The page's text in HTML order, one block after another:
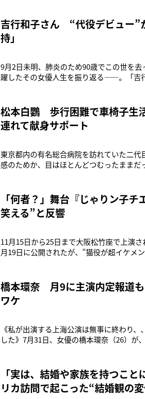
and Juliet-ロミオとジュリエット-』を観
たいなと
吉行和子さん “代役デビュー”
持」
9月2日未明、肺炎のため90歳でこの世を
躍したその女優人生を振り返る――。「吉
記』です。同舞台の公演から1週間ほど
立てることになりました。
松本白鸚 歩行困難で車椅子生
連れて献身サポート
東京都内の有名総合病院を訪れていた二
感のためか、目はほとんどつむったまま
が、白鸚のそんな様子を目撃したのは8
年 秀山祭九月大歌舞伎 通し狂
「何者？」舞台『じゃりン子
笑える”と反響
11月15日から25日まで大阪松竹座で上演
月19日に公開されたが、“猫役が超イケメ
エ』。原作版は昭和の大阪を舞台に、小
メディだ。これまで
橋本環奈 月9に主演内定報道
ワケ
《私が出演する上海公演は無事に終わり
した》7月31日、女優の橋本環奈（26）が
刀流No.1決定戦』（日本テレビ系）でMC
「実は、結婚や家族を持つこ
リカ訪問で起こった“結婚観の